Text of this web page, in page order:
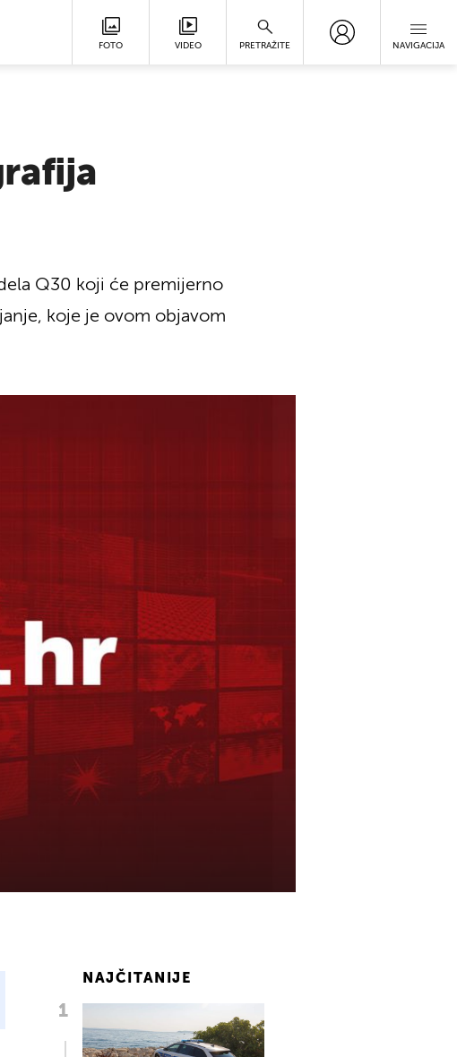
FOTO VIDEO PRETRAŽITE NAVIGACIJA
Q30 koji će premijerno
koje je ovom objavom
NAJČITANIJE